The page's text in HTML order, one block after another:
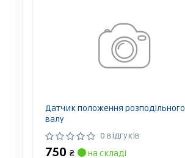
Датчик положення розподільного
валу
0 відгуків
750 ₴
на складі